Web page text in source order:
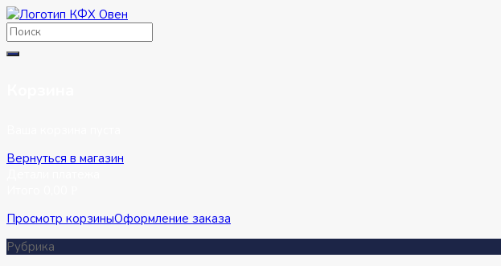
Перейти
к
содержимому
Вернуться в магазин
Просмотр корзиныОформление заказа
Рубрика